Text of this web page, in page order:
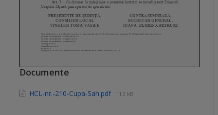
Documente
HCL-nr.-210-Cupa-Sah.pdf 112 kB